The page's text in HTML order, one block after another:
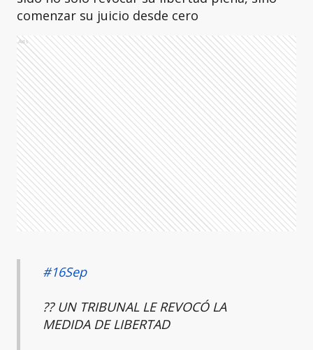
comenzar su juicio desde cero
Ads
#16Sep
?? UN TRIBUNAL LE REVOCÓ LA
MEDIDA DE LIBERTAD